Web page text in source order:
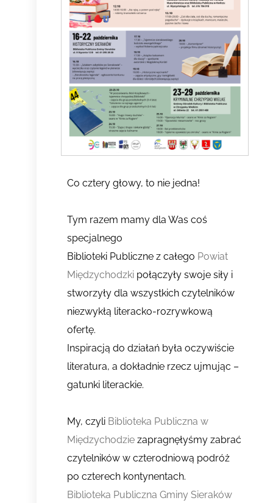
Co cztery głowy, to nie jedna!
Tym razem mamy dla Was coś
specjalnego
Biblioteki Publiczne z całego Powiat
Międzychodzki połączyły swoje siły i
stworzyły dla wszystkich czytelników
niezwykłą literacko-rozrywkową
ofertę.
Inspiracją do działań była oczywiście
literatura, a dokładnie rzecz ujmując –
gatunki literackie.
My, czyli Biblioteka Publiczna w
Międzychodzie zapragnęłyśmy zabrać
czytelników w czterodniową podróż
po czterech kontynentach.
Biblioteka Publiczna Gminy Sieraków